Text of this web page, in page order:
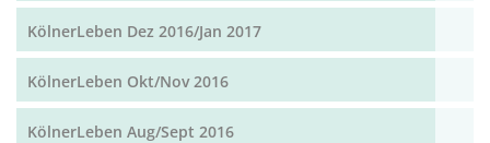
KölnerLeben Dez 2016/Jan 2017
KölnerLeben Okt/Nov 2016
KölnerLeben Aug/Sept 2016